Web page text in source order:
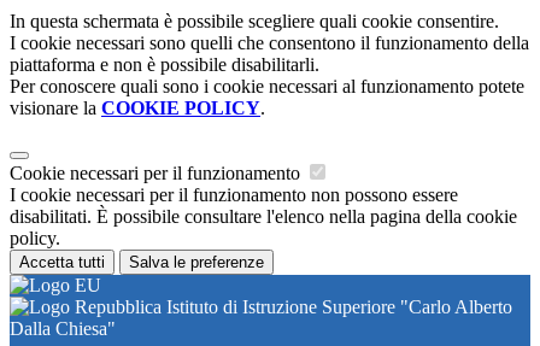
In questa schermata è possibile scegliere quali cookie consentire.
I cookie necessari sono quelli che consentono il funzionamento della
piattaforma e non è possibile disabilitarli.
Per conoscere quali sono i cookie necessari al funzionamento potete
visionare la COOKIE POLICY.
Cookie necessari per il funzionamento
I cookie necessari per il funzionamento non possono essere
disabilitati. È possibile consultare l'elenco nella pagina della cookie
policy.
Accetta tutti Salva le preferenze
Istituto di Istruzione Superiore "Carlo Alberto
Dalla Chiesa"